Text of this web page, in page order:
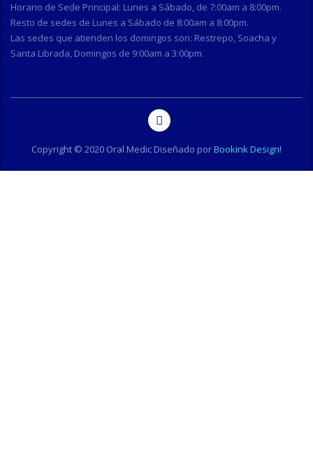
Horario de Sede Principal: Lunes a Sábado, de 7:00am a 8:00pm.
Resto de sedes de Lunes a Sábado de 8:00am a 8:00pm.
Las sedes que atienden los domingos son: Restrepo, Soacha y
Santa Librada, Domingos de 9:00am a 3:00pm.
Copyright © 2020 Oral Medic Diseñado porBookink Design!